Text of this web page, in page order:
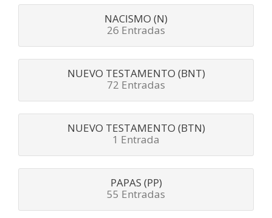
NACISMO (N)
26 Entradas
NUEVO TESTAMENTO (BNT)
72 Entradas
NUEVO TESTAMENTO (BTN)
1 Entrada
PAPAS (PP)
55 Entradas